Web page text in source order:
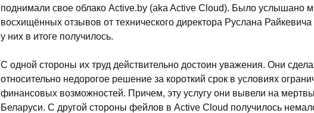
поднимали свое облако Active.by (aka Active Cloud). Было услышано
восхищённых отзывов от технического директора Руслана Райкевича
у них в итоге получилось.
С одной стороны их труд действительно достоин уважения. Они
относительно недорогое решение за короткий срок в условиях
финансовых возможностей. Причем, эту услугу они вывели на
Беларуси. С другой стороны фейлов в Active Cloud получилось